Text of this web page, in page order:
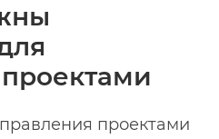
проектами